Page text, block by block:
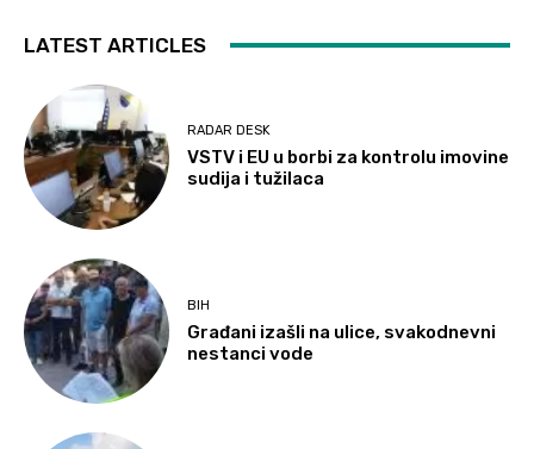
LATEST ARTICLES
RADAR DESK
VSTV i EU u borbi za kontrolu imovine
sudija i tužilaca
BIH
Građani izašli na ulice, svakodnevni
nestanci vode